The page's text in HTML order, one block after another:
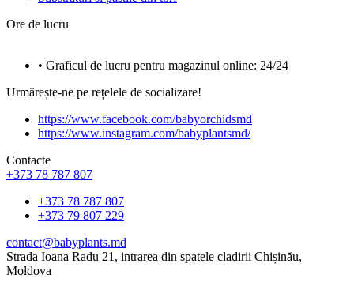
Ore de lucru
• Graficul de lucru pentru magazinul online: 24/24
Urmărește-ne pe rețelele de socializare!
https://www.facebook.com/babyorchidsmd
https://www.instagram.com/babyplantsmd/
Contacte
+373 78 787 807
+373 78 787 807
+373 79 807 229
contact@babyplants.md
Strada Ioana Radu 21, intrarea din spatele cladirii Chișinău,
Moldova